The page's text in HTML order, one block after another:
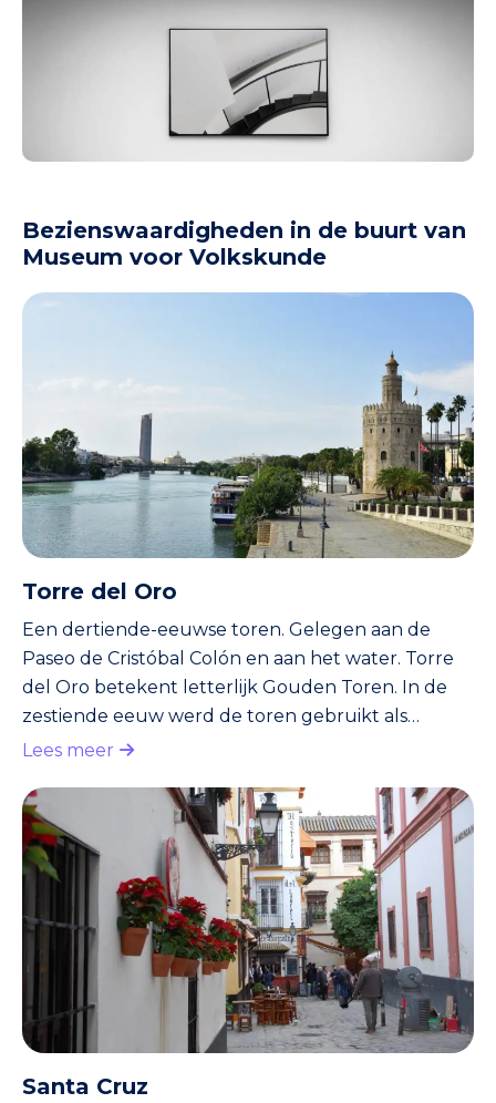
Bezienswaardigheden in de buurt van
Museum voor Volkskunde
Torre del Oro
Een dertiende-eeuwse toren. Gelegen aan de
Paseo de Cristóbal Colón en aan het water. Torre
del Oro betekent letterlijk Gouden Toren. In de
zestiende eeuw werd de toren gebruikt als
opslagplaats. De kostbaarste schatten, die geroofd
Amerika), vonden hun weg naar de Torre del Oro.
Ruim voor die tijd was de Torre del Oro een
onderdeel van de stadsmuren van de Moren.
Tegenwoordig vind je in de Torre del Oro een klein
zeevaartmuseum.
Lees meer
Santa Cruz